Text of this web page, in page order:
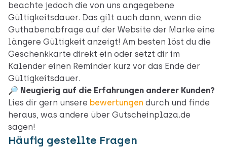
beachte jedoch die von uns angegebene
Gültigkeitsdauer. Das gilt auch dann, wenn die
Guthabenabfrage auf der Website der Marke eine
längere Gültigkeit anzeigt! Am besten löst du die
Geschenkkarte direkt ein oder setzt dir im
Kalender einen Reminder kurz vor das Ende der
Gültigkeitsdauer.
🔎 Neugierig auf die Erfahrungen anderer Kunden?
Lies dir gern unsere bewertungen durch und finde
heraus, was andere über Gutscheinplaza.de
sagen!
Häufig gestellte Fragen